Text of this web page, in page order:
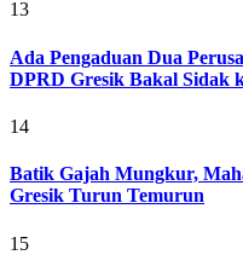
13
Ada Pengaduan Dua
DPRD Gresik Bakal Sidak
14
Batik Gajah Mungkur,
Gresik Turun Temurun
15